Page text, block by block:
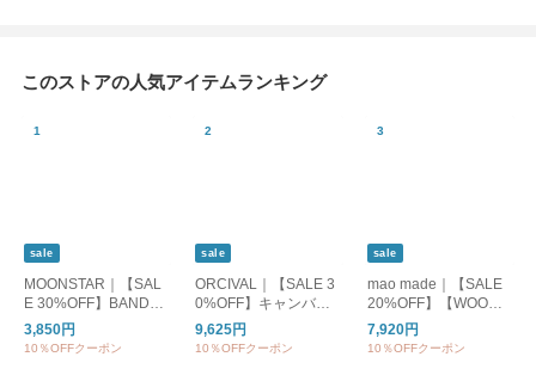
このストアの人気アイテムランキング
sale
MOONSTAR｜【SAL
E 30%OFF】BANDBA
LLET バンドバレー バ
レーシューズ フラッ
3,850円
10％OFFクーポン
sale
ORCIVAL｜【SALE 3
0%OFF】キャンバス
トートバッグM or-h02
84kwc
9,625円
10％OFFクーポン
sale
mao made｜【SALE
20%OFF】【WOODY
別注カラー】クルーネ
ックカーディガン UV
7,920円
10％OFFクーポン